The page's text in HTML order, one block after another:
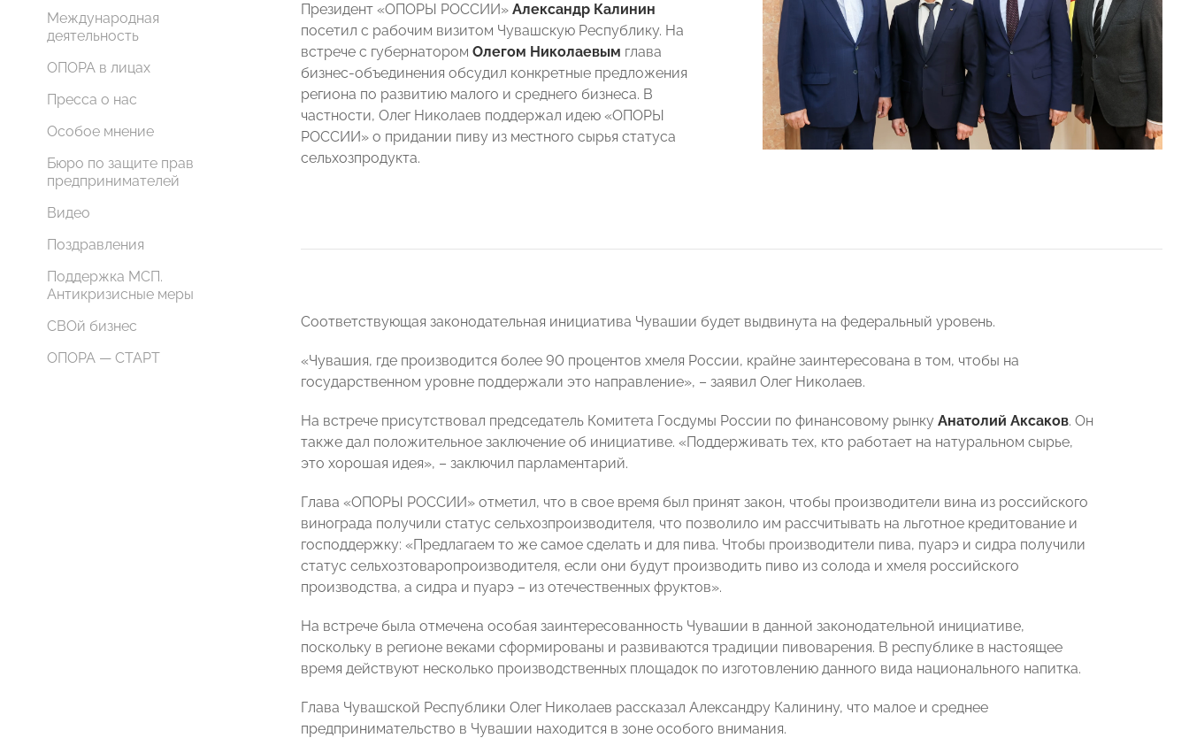
Международная
деятельность
ОПОРА в лицах
Пресса о нас
Особое мнение
Бюро по защите прав
предпринимателей
Видео
Поздравления
Поддержка МСП.
Антикризисные меры
СВОй бизнес
ОПОРА — СТАРТ
Президент «ОПОРЫ РОССИИ» Александр Калинин
посетил с рабочим визитом Чувашскую Республику. На
встрече с губернатором Олегом Николаевым глава
бизнес-объединения обсудил конкретные предложения
региона по развитию малого и среднего бизнеса. В
частности, Олег Николаев поддержал идею «ОПОРЫ
РОССИИ» о придании пиву из местного сырья статуса
сельхозпродукта.
Соответствующая законодательная инициатива Чувашии будет выдвинута на федеральный уровень.
«Чувашия, где производится более 90 процентов хмеля России, крайне заинтересована в том, чтобы на
государственном уровне поддержали это направление», – заявил Олег Николаев.
На встрече присутствовал председатель Комитета Госдумы России по финансовому рынку Анатолий Аксаков. Он
также дал положительное заключение об инициативе. «Поддерживать тех, кто работает на натуральном сырье,
это хорошая идея», – заключил парламентарий.
Глава «ОПОРЫ РОССИИ» отметил, что в свое время был принят закон, чтобы производители вина из российского
винограда получили статус сельхозпроизводителя, что позволило им рассчитывать на льготное кредитование и
господдержку: «Предлагаем то же самое сделать и для пива. Чтобы производители пива, пуарэ и сидра получили
статус сельхозтоваропроизводителя, если они будут производить пиво из солода и хмеля российского
производства, а сидра и пуарэ – из отечественных фруктов».
На встрече была отмечена особая заинтересованность Чувашии в данной законодательной инициативе,
поскольку в регионе веками сформированы и развиваются традиции пивоварения. В республике в настоящее
время действуют несколько производственных площадок по изготовлению данного вида национального напитка.
Глава Чувашской Республики Олег Николаев рассказал Александру Калинину, что малое и среднее
предпринимательство в Чувашии находится в зоне особого внимания.